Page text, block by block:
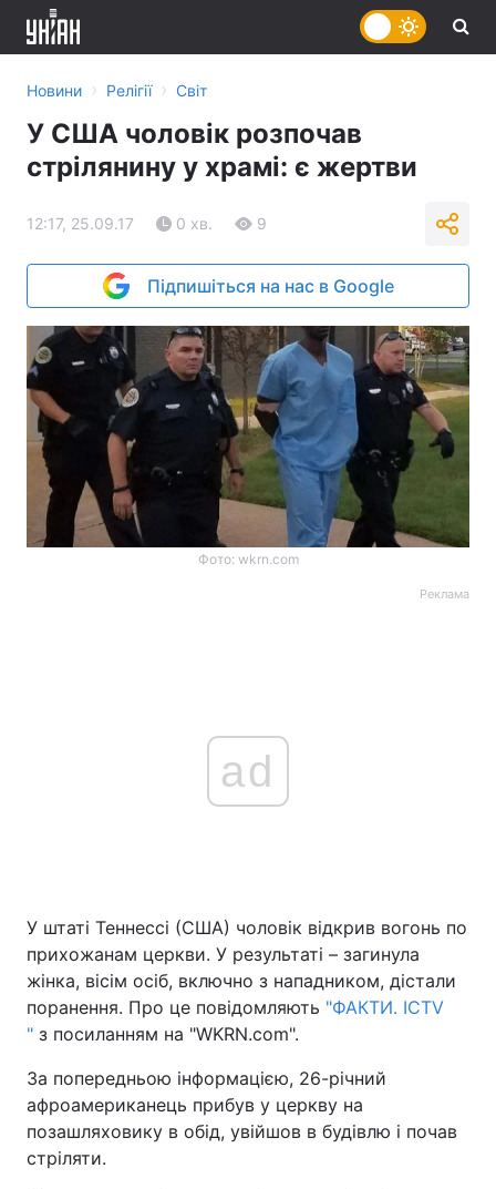
Головна Війна
Україна Політика
Новини › Релігії › Світ
У США чоловік розпочав
стрілянину у храмі: є жертви
12:17, 25.09.17 0 хв. 9
Підпишіться на нас в Google
Фото: wkrn.com
Реклама
ad
У штаті Теннессі (США) чоловік відкрив вогонь по
прихожанам церкви. У результаті – загинула
жінка, вісім осіб, включно з нападником, дістали
поранення. Про це повідомляють "ФАКТИ. ICTV
" з посиланням на "WKRN.com".
За попередньою інформацією, 26-річний
афроамериканець прибув у церкву на
позашляховику в обід, увійшов в будівлю і почав
стріляти.